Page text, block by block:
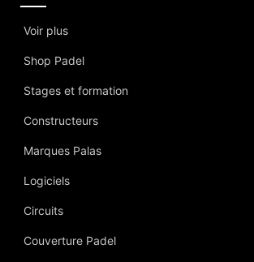
Voir plus
Shop Padel
Stages et formation
Constructeurs
Marques Palas
Logiciels
Circuits
Couverture Padel